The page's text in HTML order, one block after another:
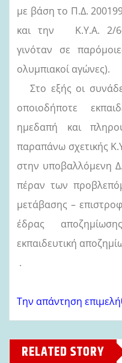
με βάση το Π.Δ.
και την Κ.Υ.Α. 2/
γινόταν σε
ολυμπιακοί αγώνες).
Στο εξής οι
οποιοδήποτε
ημεδαπή και
παραπάνω σχετικής
στην υποβαλλόμενη
πέραν των
μετάβασης –
έδρας
εκπαιδευτική
.
Την απάντηση
RELATED STORY